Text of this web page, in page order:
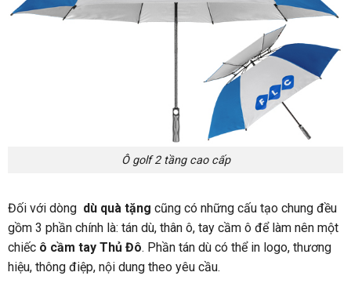
Ô golf 2 tầng cao cấp
Đối với dòng dù quà tặng cũng có những cấu tạo chung đều
gồm 3 phần chính là: tán dù, thân ô, tay cầm ô để làm nên một
chiếc ô cầm tay Thủ Đô. Phần tán dù có thể in logo, thương
hiệu, thông điệp, nội dung theo yêu cầu.